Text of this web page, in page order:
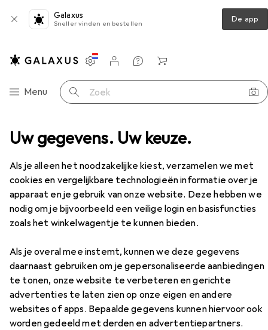
Uw gegevens. Uw keuze.
Als je alleen het noodzakelijke kiest, verzamelen we met
cookies en vergelijkbare technologieën informatie over je
apparaat en je gebruik van onze website. Deze hebben we
nodig om je bijvoorbeeld een veilige login en basisfuncties
zoals het winkelwagentje te kunnen bieden.
Als je overal mee instemt, kunnen we deze gegevens
daarnaast gebruiken om je gepersonaliseerde aanbiedingen
te tonen, onze website te verbeteren en gerichte
advertenties te laten zien op onze eigen en andere
websites of apps. Bepaalde gegevens kunnen hiervoor ook
worden gedeeld met derden en advertentiepartners.
Galaxus
Sneller vinden en bestellen De app
Categorie navigatie
Menu Zoek op
Instellingen
Klantenaccount
Produktvergelijking
Verlanglijstje
Winkelmandje
tandenborstel Ailoria Schitterende roos
EUR
109,–
Ailoria
Schitterende roos